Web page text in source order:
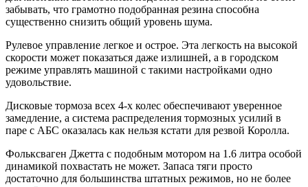
забывать, что грамотно подобранная резина способна
существенно снизить общий уровень шума.
Рулевое управление легкое и острое. Эта легкость на высокой
скорости может показаться даже излишней, а в городском
режиме управлять машиной с такими настройками одно
удовольствие.
Дисковые тормоза всех 4-х колес обеспечивают уверенное
замедление, а система распределения тормозных усилий в
паре с АБС оказалась как нельзя кстати для резвой Королла.
Фольксваген Джетта с подобным мотором на 1.6 литра особой
динамикой похвастать не может. Запаса тяги просто
достаточно для большинства штатных режимов, но не более